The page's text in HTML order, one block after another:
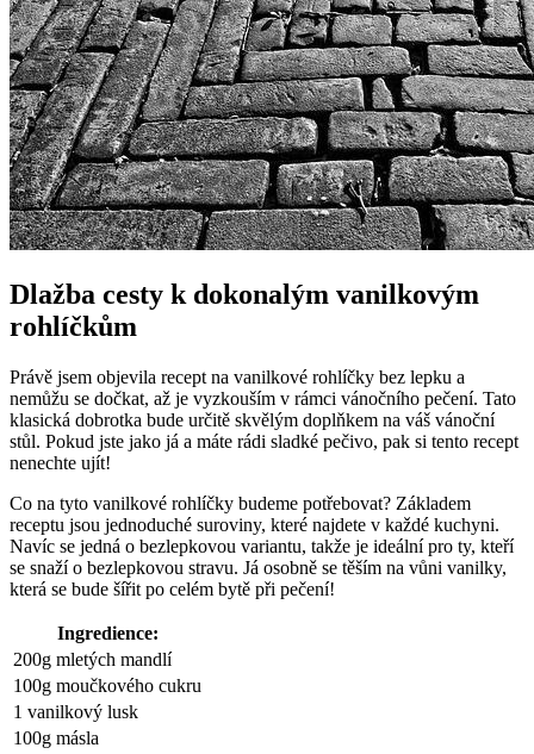
Dlažba cesty k dokonalým vanilkovým
rohlíčkům
Právě jsem objevila recept na vanilkové rohlíčky bez lepku a
nemůžu se dočkat, až je vyzkouším v rámci vánočního pečení. Tato
klasická dobrotka bude určitě skvělým doplňkem na váš vánoční
stůl. Pokud jste jako já a máte rádi sladké pečivo, pak si tento recept
nenechte ujít!
Co na tyto vanilkové rohlíčky budeme potřebovat? Základem
receptu jsou jednoduché suroviny, které najdete v každé kuchyni.
Navíc se jedná o bezlepkovou variantu, takže je ideální pro ty, kteří
se snaží o bezlepkovou stravu. Já osobně se těším na vůni vanilky,
která se bude šířit po celém bytě při pečení!
Ingredience:
200g mletých mandlí
100g moučkového cukru
1 vanilkový lusk
100g másla